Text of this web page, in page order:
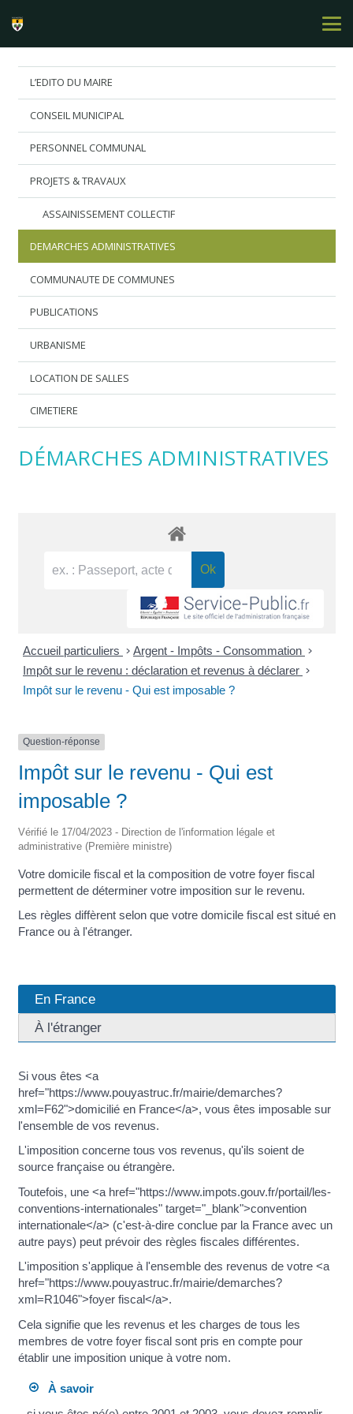
L’EDITO DU MAIRE
CONSEIL MUNICIPAL
PERSONNEL COMMUNAL
PROJETS & TRAVAUX
ASSAINISSEMENT COLLECTIF
DEMARCHES ADMINISTRATIVES
COMMUNAUTE DE COMMUNES
PUBLICATIONS
URBANISME
LOCATION DE SALLES
CIMETIERE
DÉMARCHES ADMINISTRATIVES
Accueil particuliers > Argent - Impôts - Consommation >
Impôt sur le revenu : déclaration et revenus à déclarer >
Impôt sur le revenu - Qui est imposable ?
Question-réponse
Impôt sur le revenu - Qui est
imposable ?
Vérifié le 17/04/2023 - Direction de l'information légale et
administrative (Première ministre)
Votre domicile fiscal et la composition de votre foyer fiscal
permettent de déterminer votre imposition sur le revenu.
Les règles diffèrent selon que votre domicile fiscal est situé en
France ou à l'étranger.
En France
À l'étranger
Si vous êtes <a
href="https://www.pouyastruc.fr/mairie/demarches?
xml=F62">domicilié en France</a>, vous êtes imposable sur
l'ensemble de vos revenus.
L'imposition concerne tous vos revenus, qu'ils soient de
source française ou étrangère.
Toutefois, une <a href="https://www.impots.gouv.fr/portail/les-
conventions-internationales" target="_blank">convention
internationale</a> (c'est-à-dire conclue par la France avec un
autre pays) peut prévoir des règles fiscales différentes.
L'imposition s'applique à l'ensemble des revenus de votre <a
href="https://www.pouyastruc.fr/mairie/demarches?
xml=R1046">foyer fiscal</a>.
Cela signifie que les revenus et les charges de tous les
membres de votre foyer fiscal sont pris en compte pour
établir une imposition unique à votre nom.
À savoir